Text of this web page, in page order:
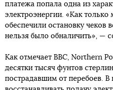
платежа попала одна из
электроэнергии. «Как
обеспечили остановку чеков
нельзя было обналичить», —
Как отмечает BBC, Northern
десятки тысяч фунтов
пострадавшим от перебоев. В